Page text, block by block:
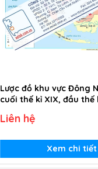
Lược đồ khu vực Đông
cuối thế kỉ XIX, đầu thế
Liên hệ
Xem chi tiết